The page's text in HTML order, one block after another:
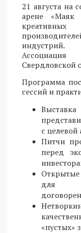
21 августа на
арене «Маяк
индустрий.
Свердловской
Программа
сессий и
с
Питчи
перед
для
«пустых»